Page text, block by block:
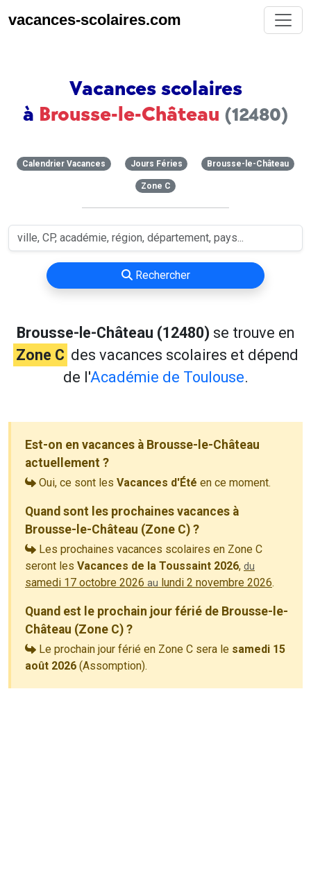
vacances-scolaires.com
Vacances scolaires
à Brousse-le-Château (12480)
Calendrier Vacances Jours Féries Brousse-le-Château
Zone C
Rechercher
Brousse-le-Château (12480) se trouve en
Zone C des vacances scolaires et dépend
de l'Académie de Toulouse.
Est-on en vacances à Brousse-le-Château
actuellement ?
Oui, ce sont les Vacances d'Été en ce moment.
Quand sont les prochaines vacances à
Brousse-le-Château (Zone C) ?
Les prochaines vacances scolaires en Zone C
seront les Vacances de la Toussaint 2026, du
samedi 17 octobre 2026 au lundi 2 novembre 2026.
Quand est le prochain jour férié de Brousse-le-
Château (Zone C) ?
Le prochain jour férié en Zone C sera le samedi 15
août 2026 (Assomption).